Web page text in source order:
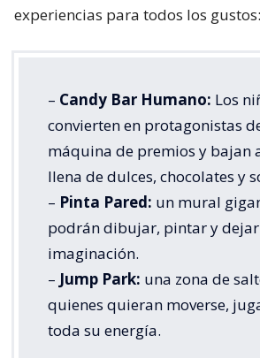
experiencias para todos los gustos:
– Candy Bar Humano: Los
convierten en protagonistas
máquina de premios y bajan
llena de dulces, chocolates y
– Pinta Pared: un mural
podrán dibujar, pintar y
imaginación.
– Jump Park: una zona de
quienes quieran moverse,
toda su energía.